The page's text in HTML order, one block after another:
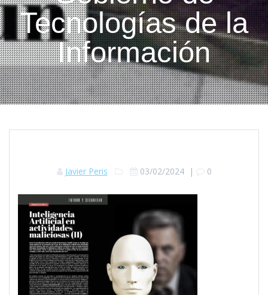
Tecnologías de la
Información
Javier Peris 03/02/2024| 0